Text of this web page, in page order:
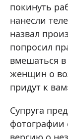
покинуть
нанесли
назвал
попросил
вмешаться
женщин о
придут к
Супруга
фотографии